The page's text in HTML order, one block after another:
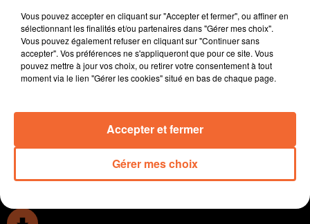
Cécile Malfray.
La Ville de NLA propose un salon éco-bio virtuel ce WE
autour du thème de la maison.
Les tensions semblent s'apaiser entre les dirigeants de
Vous pouvez accepter en cliquant sur "Accepter et fermer", ou affiner en
sélectionnant les finalités et/ou partenaires dans "Gérer mes choix".
Vous pouvez également refuser en cliquant sur "Continuer sans
accepter". Vos préférences ne s'appliqueront que pour ce site. Vous
pouvez mettre à jour vos choix, ou retirer votre consentement à tout
moment via le lien "Gérer les cookies" situé en bas de chaque page.
Gérer mes choix
Accepter et fermer